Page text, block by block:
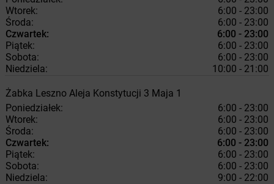
Wtorek:
6:00 - 23:00
Środa:
6:00 - 23:00
Czwartek:
6:00 - 23:00
Piątek:
6:00 - 23:00
Sobota:
6:00 - 23:00
Niedziela:
10:00 - 21:00
Żabka Leszno Aleja Konstytucji 3 Maja 1
Poniedziałek:
6:00 - 23:00
Wtorek:
6:00 - 23:00
Środa:
6:00 - 23:00
Czwartek:
6:00 - 23:00
Piątek:
6:00 - 23:00
Sobota:
6:00 - 23:00
Niedziela:
9:00 - 22:00